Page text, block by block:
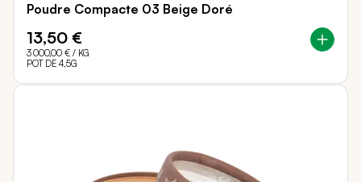
Poudre Compacte 03 Beige Doré
13,50 €
3 000,00 € / KG
POT DE 4,5G